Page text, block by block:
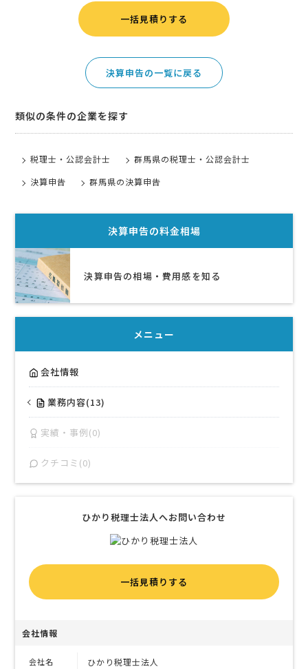
一括見積りする
決算申告の一覧に戻る
類似の条件の企業を探す
税理士・公認会計士
群馬県の税理士・公認会計士
決算申告
群馬県の決算申告
決算申告の料金相場
決算申告の相場・費用感を知る
メニュー
会社情報
業務内容(13)
実績・事例(0)
クチコミ(0)
ひかり税理士法人へお問い合わせ
一括見積りする
会社情報
会社名 ひかり税理士法人